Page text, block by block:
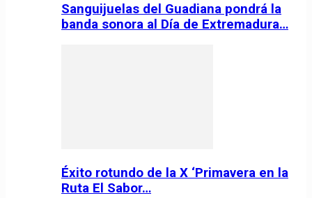
Sanguijuelas del Guadiana pondrá la
banda sonora al Día de Extremadura…
Éxito rotundo de la X ‘Primavera en la
Ruta El Sabor…